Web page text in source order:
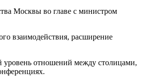
Москвы во главе с министром
взаимодействия, расширение
отношений между столицами,